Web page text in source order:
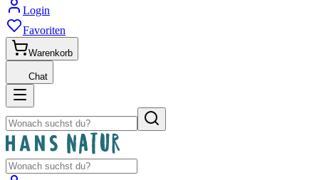
Login
Favoriten
Warenkorb
Chat